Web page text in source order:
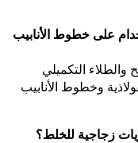
على خطوط الأنابيب
والطلاء التكميلي
وخطوط الأنابيب